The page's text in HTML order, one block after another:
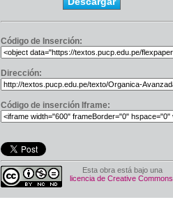
Código de Inserción:
Dirección:
Código de inserción Iframe:
Esta obra está bajo una
licencia de Creative Commons